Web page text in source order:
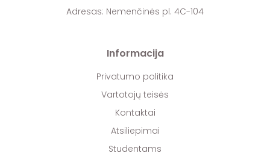
Adresas: Nemenčinės pl. 4C-104
Informacija
Privatumo politika
Vartotojų teisės
Kontaktai
Atsiliepimai
Studentams